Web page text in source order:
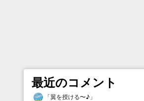
最近のコメント
「翼を授ける〜♪ 」